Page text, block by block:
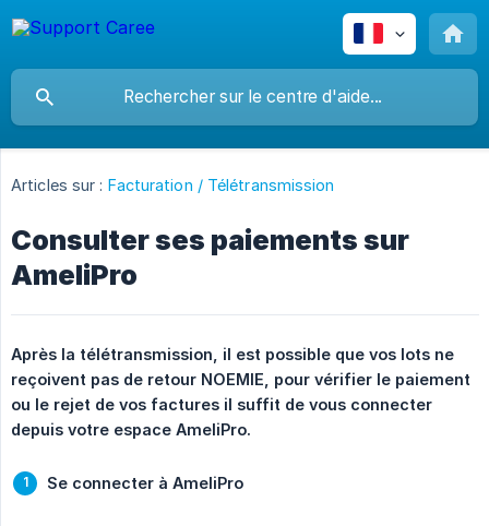
Articles sur : Facturation / Télétransmission
Consulter ses paiements sur
AmeliPro
Après la télétransmission, il est possible que vos lots ne
reçoivent pas de retour NOEMIE, pour vérifier le paiement
ou le rejet de vos factures il suffit de vous connecter
depuis votre espace AmeliPro.
Se connecter à AmeliPro